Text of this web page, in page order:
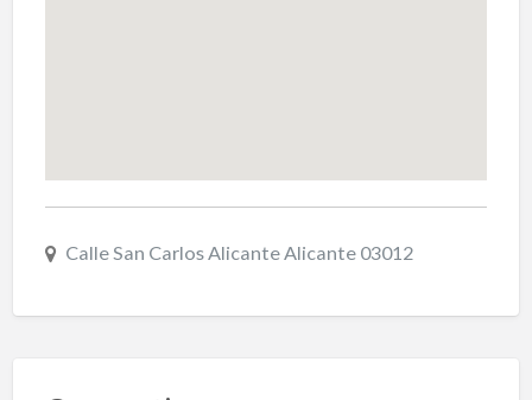
Calle San Carlos Alicante Alicante 03012